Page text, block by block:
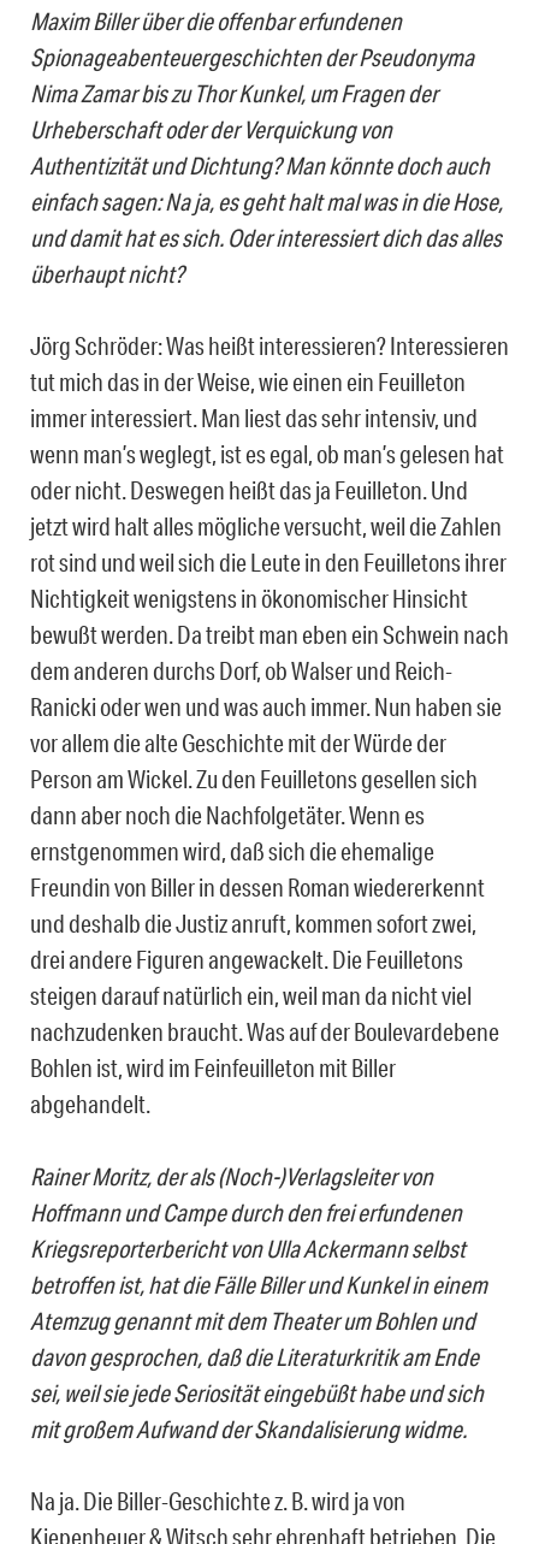
Maxim Biller über die offenbar erfundenen
Spionageabenteuergeschichten der Pseudonyma
Nima Zamar bis zu Thor Kunkel, um Fragen der
Urheberschaft oder der Verquickung von
Authentizität und Dichtung? Man könnte doch auch
einfach sagen: Na ja, es geht halt mal was in die Hose,
und damit hat es sich. Oder interessiert dich das alles
überhaupt nicht?
Jörg Schröder: Was heißt interessieren? Interessieren
tut mich das in der Weise, wie einen ein Feuilleton
immer interessiert. Man liest das sehr intensiv, und
wenn man’s weglegt, ist es egal, ob man’s gelesen hat
oder nicht. Deswegen heißt das ja Feuilleton. Und
jetzt wird halt alles mögliche versucht, weil die Zahlen
rot sind und weil sich die Leute in den Feuilletons ihrer
Nichtigkeit wenigstens in ökonomischer Hinsicht
bewußt werden. Da treibt man eben ein Schwein nach
dem anderen durchs Dorf, ob Walser und Reich-
Ranicki oder wen und was auch immer. Nun haben sie
vor allem die alte Geschichte mit der Würde der
Person am Wickel. Zu den Feuilletons gesellen sich
dann aber noch die Nachfolgetäter. Wenn es
ernstgenommen wird, daß sich die ehemalige
Freundin von Biller in dessen Roman wiedererkennt
und deshalb die Justiz anruft, kommen sofort zwei,
drei andere Figuren angewackelt. Die Feuilletons
steigen darauf natürlich ein, weil man da nicht viel
nachzudenken braucht. Was auf der Boulevardebene
Bohlen ist, wird im Feinfeuilleton mit Biller
abgehandelt.
Rainer Moritz, der als (Noch-)Verlagsleiter von
Hoffmann und Campe durch den frei erfundenen
Kriegsreporterbericht von Ulla Ackermann selbst
betroffen ist, hat die Fälle Biller und Kunkel in einem
Atemzug genannt mit dem Theater um Bohlen und
davon gesprochen, daß die Literaturkritik am Ende
sei, weil sie jede Seriosität eingebüßt habe und sich
mit großem Aufwand der Skandalisierung widme.
Na ja. Die Biller-Geschichte z. B. wird ja von
Kiepenheuer & Witsch sehr ehrenhaft betrieben. Die